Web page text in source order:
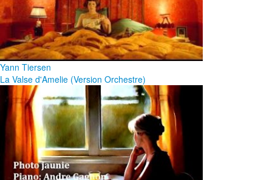
Yann Tiersen
La Valse d'Amelie (Version Orchestre)